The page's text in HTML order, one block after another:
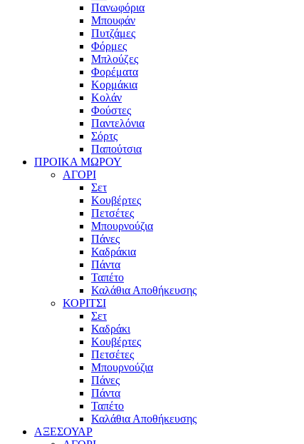
Πανωφόρια
Μπουφάν
Πυτζάμες
Φόρμες
Μπλούζες
Φορέματα
Κορμάκια
Κολάν
Φούστες
Παντελόνια
Σόρτς
Παπούτσια
ΠΡΟΙΚΑ ΜΩΡΟΥ
ΑΓΟΡΙ
Σετ
Κουβέρτες
Πετσέτες
Μπουρνούζια
Πάνες
Καδράκια
Πάντα
Ταπέτο
Καλάθια Αποθήκευσης
ΚΟΡΙΤΣΙ
Σετ
Καδράκι
Κουβέρτες
Πετσέτες
Μπουρνούζια
Πάνες
Πάντα
Ταπέτο
Καλάθια Αποθήκευσης
ΑΞΕΣΟΥΑΡ